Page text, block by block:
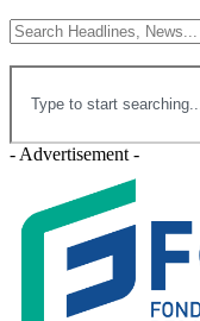
- Advertisement -